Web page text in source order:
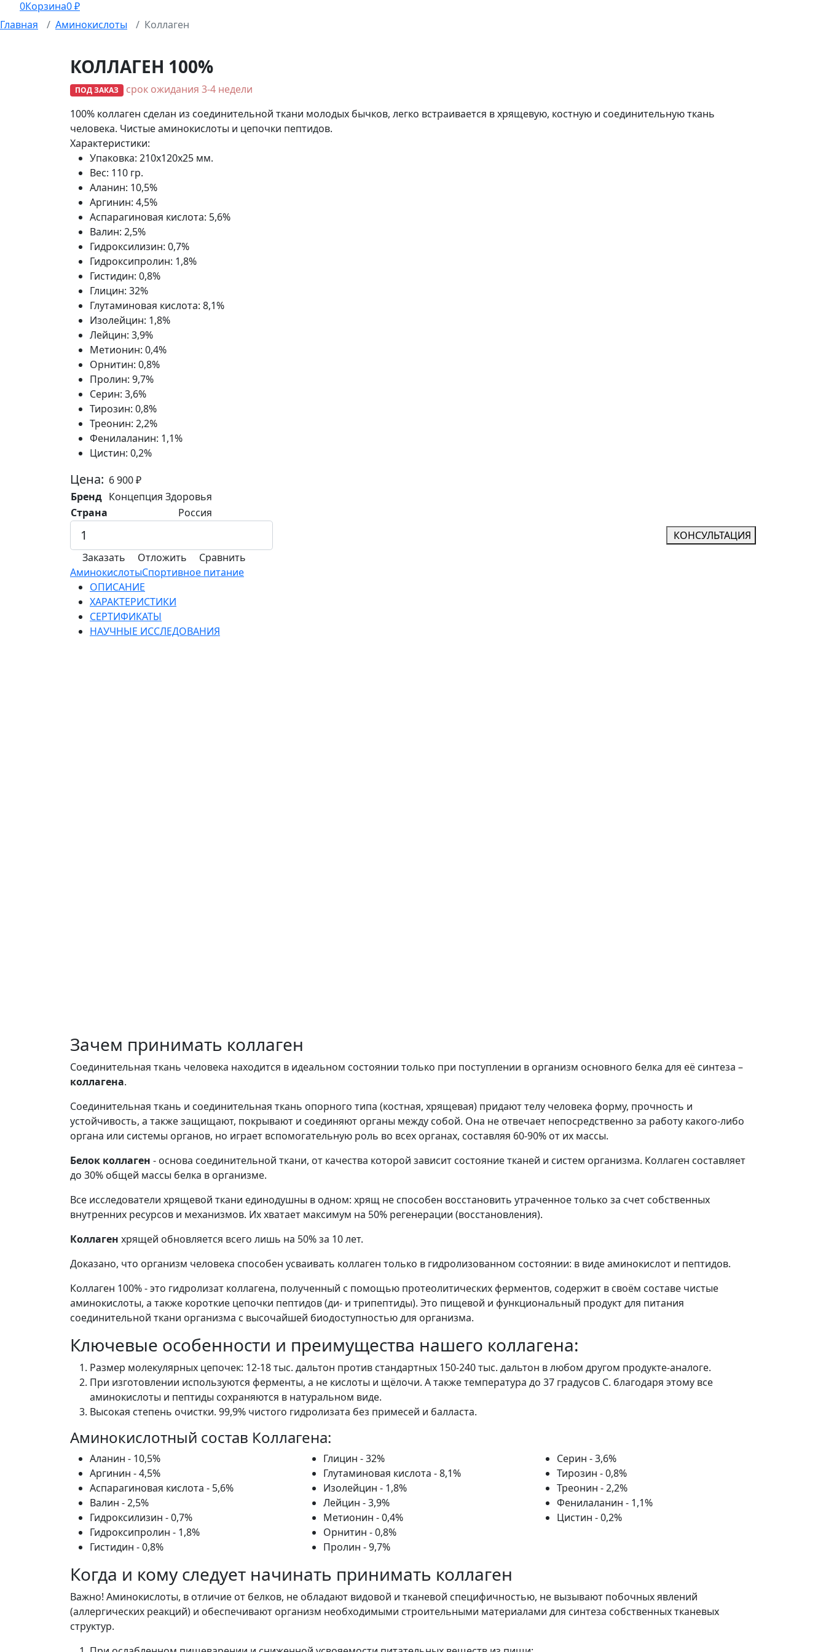
0Корзина0₽
Главная
Аминокислоты Коллаген
КОЛЛАГЕН 100%
ПОД ЗАКАЗ
срок ожидания 3-4 недели
100% коллаген сделан из соединительной ткани молодых бычков, легко встраивается в хрящевую, костную и соединительную ткань
человека. Чистые аминокислоты и цепочки пептидов.
Характеристики:
Упаковка: 210х120х25 мм.
Вес: 110 гр.
Аланин: 10,5%
Аргинин: 4,5%
Аспарагиновая кислота: 5,6%
Валин: 2,5%
Гидроксилизин: 0,7%
Гидроксипролин: 1,8%
Гистидин: 0,8%
Глицин: 32%
Глутаминовая кислота: 8,1%
Изолейцин: 1,8%
Лейцин: 3,9%
Метионин: 0,4%
Орнитин: 0,8%
Пролин: 9,7%
Серин: 3,6%
Тирозин: 0,8%
Треонин: 2,2%
Фенилаланин: 1,1%
Цистин: 0,2%
Цена: 6 900₽
Бренд Концепция Здоровья
Страна
Россия
КОНСУЛЬТАЦИЯ
Заказать
Отложить
Сравнить
АминокислотыСпортивное питание
ОПИСАНИЕ
ХАРАКТЕРИСТИКИ
СЕРТИФИКАТЫ
НАУЧНЫЕ ИССЛЕДОВАНИЯ
Зачем принимать коллаген
Соединительная ткань человека находится в идеальном состоянии только при поступлении в организм основного белка для её синтеза –
коллагена.
Соединительная ткань и соединительная ткань опорного типа (костная, хрящевая) придают телу человека форму, прочность и
устойчивость, а также защищают, покрывают и соединяют органы между собой. Она не отвечает непосредственно за работу какого-либо
органа или системы органов, но играет вспомогательную роль во всех органах, составляя 60-90% от их массы.
Белок коллаген - основа соединительной ткани, от качества которой зависит состояние тканей и систем организма. Коллаген составляет
до 30% общей массы белка в организме.
Все исследователи хрящевой ткани единодушны в одном: хрящ не способен восстановить утраченное только за счет собственных
внутренних ресурсов и механизмов. Их хватает максимум на 50% регенерации (восстановления).
Коллаген хрящей обновляется всего лишь на 50% за 10 лет.
Доказано, что организм человека способен усваивать коллаген только в гидролизованном состоянии: в виде аминокислот и пептидов.
Коллаген 100% - это гидролизат коллагена, полученный с помощью протеолитических ферментов, содержит в своём составе чистые
аминокислоты, а также короткие цепочки пептидов (ди- и трипептиды). Это пищевой и функциональный продукт для питания
соединительной ткани организма с высочайшей биодоступностью для организма.
Ключевые особенности и преимущества нашего коллагена:
Размер молекулярных цепочек: 12-18 тыс. дальтон против стандартных 150-240 тыс. дальтон в любом другом продукте-аналоге.
При изготовлении используются ферменты, а не кислоты и щёлочи. А также температура до 37 градусов С. благодаря этому все
аминокислоты и пептиды сохраняются в натуральном виде.
Высокая степень очистки. 99,9% чистого гидролизата без примесей и балласта.
Аминокислотный состав Коллагена:
Аланин - 10,5%
Аргинин - 4,5%
Аспарагиновая кислота - 5,6%
Валин - 2,5%
Гидроксилизин - 0,7%
Гидроксипролин - 1,8%
Гистидин - 0,8%
Глицин - 32%
Глутаминовая кислота - 8,1%
Изолейцин - 1,8%
Лейцин - 3,9%
Метионин - 0,4%
Орнитин - 0,8%
Пролин - 9,7%
Серин - 3,6%
Тирозин - 0,8%
Треонин - 2,2%
Фенилаланин - 1,1%
Цистин - 0,2%
Когда и кому следует начинать принимать коллаген
Важно! Аминокислоты, в отличие от белков, не обладают видовой и тканевой специфичностью, не вызывают побочных явлений
(аллергических реакций) и обеспечивают организм необходимыми строительными материалами для синтеза собственных тканевых
структур.